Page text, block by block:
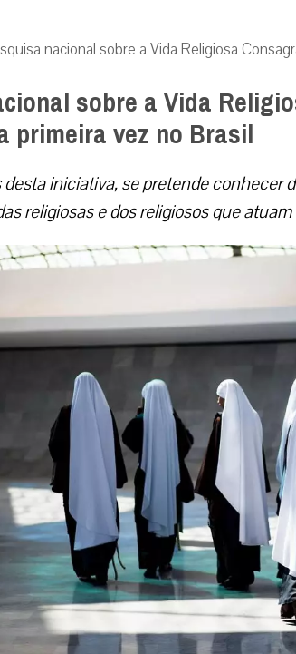
nacional sobre a Vida Religiosa
sobre a Vida
primeira vez no Brasil
iniciativa, se pretende conhecer
religiosas e dos religiosos que